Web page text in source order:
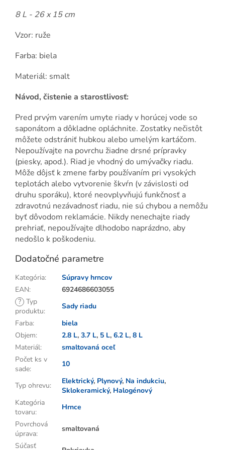
8 L - 26 x 15 cm
Vzor: ruže
Farba: biela
Materiál: smalt
Návod, čistenie a starostlivosť:
Pred prvým varením umyte riady v horúcej vode so
saponátom a dôkladne opláchnite. Zostatky nečistôt
môžete odstrániť hubkou alebo umelým kartáčom.
Nepoužívajte na povrchu žiadne drsné prípravky
(piesky, apod.). Riad je vhodný do umývačky riadu.
Môže dôjsť k zmene farby používaním pri vysokých
teplotách alebo vytvorenie škvŕn (v závislosti od
druhu sporáku), ktoré neovplyvňujú funkčnosť a
zdravotnú nezávadnosť riadu, nie sú chybou a nemôžu
byť dôvodom reklamácie. Nikdy nenechajte riady
prehriať, nepoužívajte dlhodobo naprázdno, aby
nedošlo k poškodeniu.
Dodatočné parametre
Kategória:
Súpravy hrncov
EAN:
6924686603055
? Typ
produktu:
Sady riadu
Farba:
biela
Objem: 2.8 L, 3.7 L, 5 L, 6.2 L, 8 L
Materiál:
smaltovaná oceľ
Počet ks v
sade:
10
Typ ohrevu: Elektrický, Plynový, Na indukciu,
Sklokeramický, Halogénový
Kategória
tovaru:
Hrnce
Povrchová
úprava:
smaltovaná
Súčasť